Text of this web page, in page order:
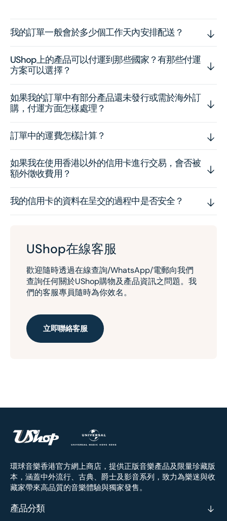
我的訂單一般會於多少個工作天內安排配送？
UShop上的產品可以付運到那些國家？有那些付運
方案可以選擇？
如果我的訂單中有部分產品還未發行或需於海外訂
購，付運方面怎樣處理？
訂單中的運費怎樣計算？
如果我在使用香港以外的信用卡進行交易，會否被
額外徵收費用？
我的信用卡的資料在呈交的過程中是否安全？
UShop在線客服
歡迎隨時透過在線查詢/WhatsApp/電郵向我們
查詢任何關於UShop購物及產品資訊之問題。我
們的客服專員隨時為你效名。
立即聯絡客服
環球音樂香港官方網上商店，提供正版音樂產品及限量珍藏版
本，涵蓋中外流行、古典、爵士及影音系列，致力為樂迷與收
藏家帶來高品質的音樂體驗與獨家發售。
產品分類